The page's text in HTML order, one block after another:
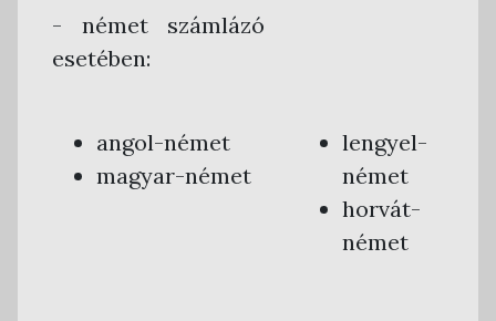
- német számlázó
esetében:
angol-német
magyar-német
lengyel-
német
horvát-
német